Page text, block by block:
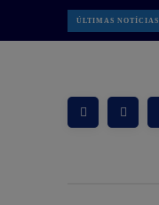
ÚLTIMAS NOTÍCIAS